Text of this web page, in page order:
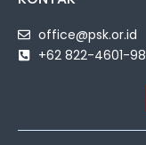
office@psk.or.id
+62 822-4601-